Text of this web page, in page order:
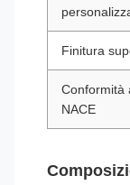
Finitura
Conformità
NACE